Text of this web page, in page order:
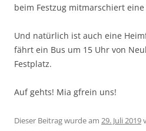
beim Festzug mitmarschiert
Und natürlich ist auch eine
fährt ein Bus um 15 Uhr von
Festplatz.
Auf gehts! Mia gfrein uns!
Dieser Beitrag wurde am 29. Juli 2019